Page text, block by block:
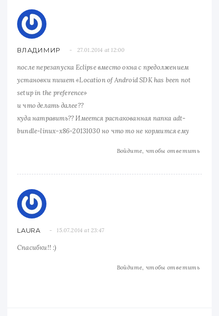
ВЛАДИМИР 27.01.2014 at 12:00
после перезапуска Eclipse вместо окна с предолжением
установки пишет «Location of Android SDK has been not
setup in the preference»
и что делать далее??
куда натравить?? Имеется распакованная папка adt-
bundle-linux-x86-20131030 но что то не кормится ему
Войдите, чтобы ответить
LAURA 15.07.2014 at 23:47
Спасибки!! :)
Войдите, чтобы ответить